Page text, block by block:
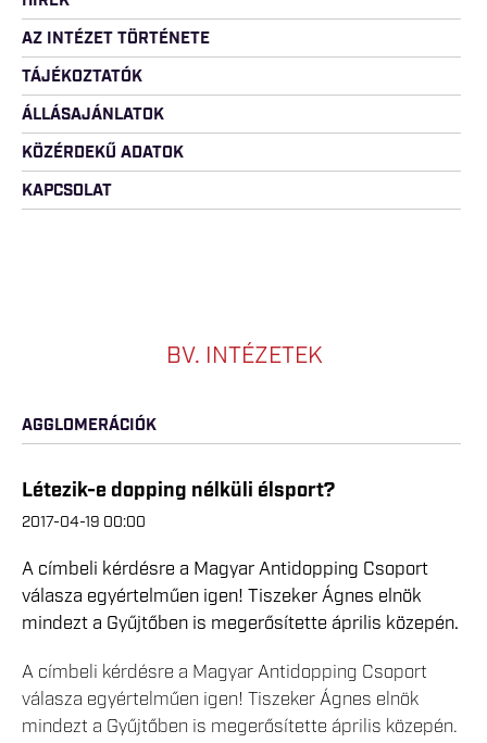
AZ INTÉZET TÖRTÉNETE
TÁJÉKOZTATÓK
ÁLLÁSAJÁNLATOK
KÖZÉRDEKŰ ADATOK
KAPCSOLAT
BV. INTÉZETEK
AGGLOMERÁCIÓK
Létezik-e dopping nélküli élsport?
2017-04-19 00:00
A címbeli kérdésre a Magyar Antidopping Csoport
válasza egyértelműen igen! Tiszeker Ágnes elnök
mindezt a Gyűjtőben is megerősítette április közepén.
A címbeli kérdésre a Magyar Antidopping Csoport
válasza egyértelműen igen! Tiszeker Ágnes elnök
mindezt a Gyűjtőben is megerősítette április közepén.